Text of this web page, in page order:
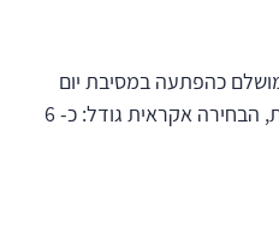
כהפתעה במסיבת יום
הולדת מגיע במגוון דגמים וצורות, הבחירה אקראית גודל: כ- 6